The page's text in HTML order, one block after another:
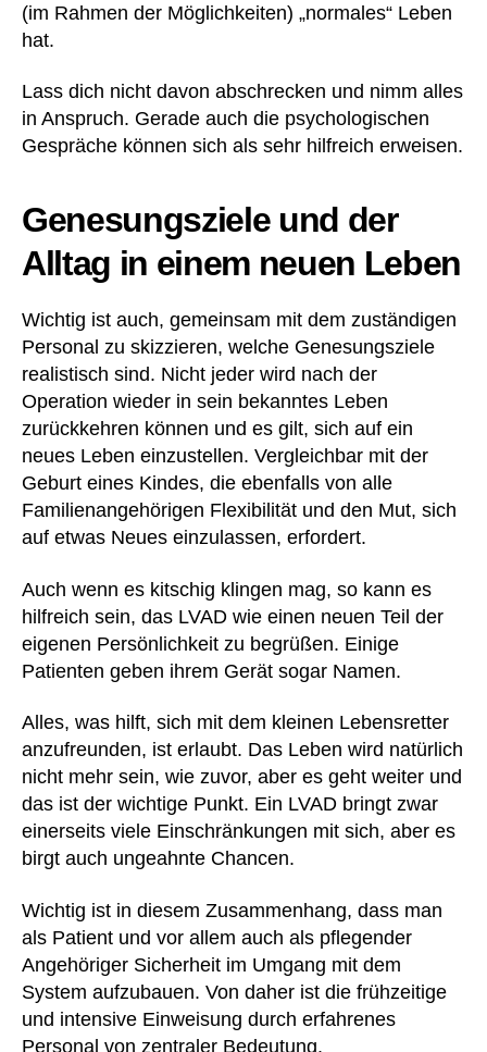
(im Rahmen der Möglichkeiten) „normales“ Leben
hat.
Lass dich nicht davon abschrecken und nimm alles
in Anspruch. Gerade auch die psychologischen
Gespräche können sich als sehr hilfreich erweisen.
Genesungsziele und der
Alltag in einem neuen Leben
Wichtig ist auch, gemeinsam mit dem zuständigen
Personal zu skizzieren, welche Genesungsziele
realistisch sind. Nicht jeder wird nach der
Operation wieder in sein bekanntes Leben
zurückkehren können und es gilt, sich auf ein
neues Leben einzustellen. Vergleichbar mit der
Geburt eines Kindes, die ebenfalls von alle
Familienangehörigen Flexibilität und den Mut, sich
auf etwas Neues einzulassen, erfordert.
Auch wenn es kitschig klingen mag, so kann es
hilfreich sein, das LVAD wie einen neuen Teil der
eigenen Persönlichkeit zu begrüßen. Einige
Patienten geben ihrem Gerät sogar Namen.
Alles, was hilft, sich mit dem kleinen Lebensretter
anzufreunden, ist erlaubt. Das Leben wird natürlich
nicht mehr sein, wie zuvor, aber es geht weiter und
das ist der wichtige Punkt. Ein LVAD bringt zwar
einerseits viele Einschränkungen mit sich, aber es
birgt auch ungeahnte Chancen.
Wichtig ist in diesem Zusammenhang, dass man
als Patient und vor allem auch als pflegender
Angehöriger Sicherheit im Umgang mit dem
System aufzubauen. Von daher ist die frühzeitige
und intensive Einweisung durch erfahrenes
Personal von zentraler Bedeutung.